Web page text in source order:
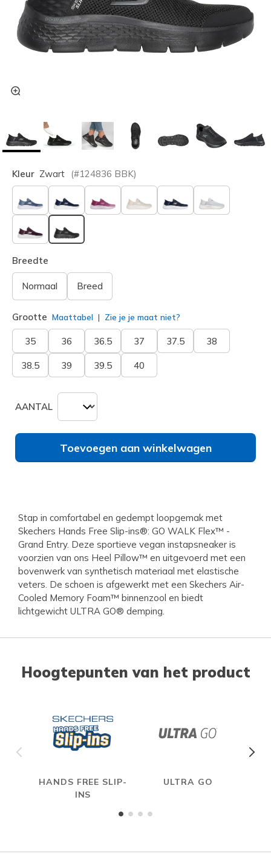
Kleur Zwart (#124836 BBK)
geselecteerd
Breedte
Normaal Breed
Grootte Maattabel Zie je je maat niet?
35 36 36.5 37 37.5 38
38.5 39 39.5 40
AANTAL
Toevoegen aan winkelwagen
Stap in comfortabel en gedempt loopgemak met
Skechers Hands Free Slip-ins®: GO WALK Flex™ -
Grand Entry. Deze sportieve vegan instapsneaker is
voorzien van ons Heel Pillow™ en uitgevoerd met een
bovenwerk van synthetisch materiaal met elastische
veters. De schoen is afgewerkt met een Skechers Air-
Cooled Memory Foam™ binnenzool en biedt
lichtgewicht ULTRA GO® demping.
Hoogtepunten van het product
HANDS FREE SLIP-
INS
ULTRA GO